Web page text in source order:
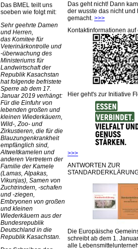
Das BMEL teilt uns
soeben wie folgt mit:
Sehr geehrte Damen
und Herren,
das Komitee für
Veterinärkontrolle und
-überwachung des
Ministeriums für
Landwirtschaft der
Republik Kasachstan
hat folgende befristete
Sperre ab dem 17.
Januar 2019 verhängt:
Für die Einfuhr von
lebenden großen und
kleinen Wiederkäuern,
Wild-, Zoo- und
Zirkustieren, die für die
Blauzungenkrankheit
empfänglich sind,
Altweltkamelen und
anderen Vertretern der
Familie der Kamele
(Lamas, Alpakas,
Vikunjas), Samen von
Zuchtrindern, -schafen
und -ziegen,
Embryonen von großen
und kleinen
Wiederkäuern aus der
Bundesrepublik
Deutschland in die
Republik Kasachstan.
Das geht nicht! Dann
der wusste das nicht und
gemacht. >>>
Kontaktinformationen
Hier geht's zur Initiative
>>>
ANTWORTEN ZUR
Die Europäische
schreibt ab dem 1.
alle